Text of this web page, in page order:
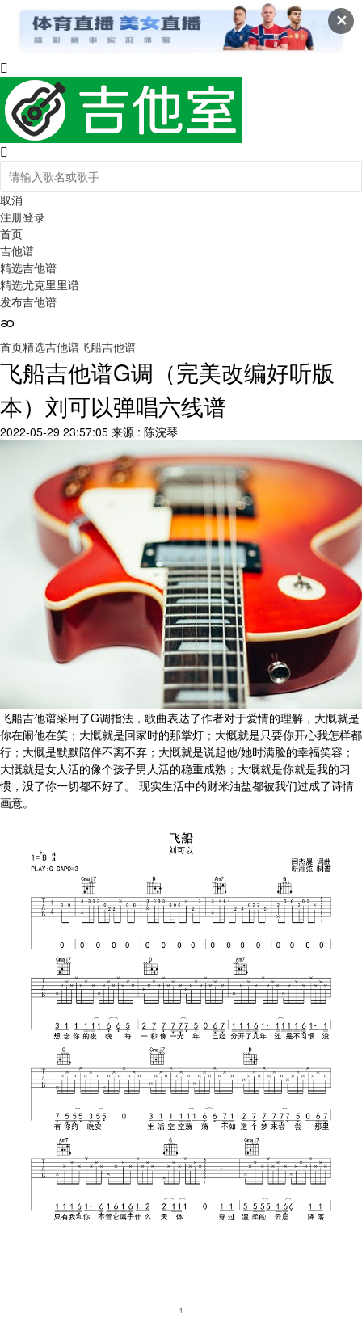
✕
取消
注册登录
首页
吉他谱
精选吉他谱
精选尤克里里谱
发布吉他谱
首页精选吉他谱飞船吉他谱
飞船吉他谱G调（完美改编好听版
本）刘可以弹唱六线谱
2022-05-29 23:57:05 来源 : 陈浣琴
飞船吉他谱采用了G调指法，歌曲表达了作者对于爱情的理解，大慨就是
你在闹他在笑；大慨就是回家时的那掌灯；大慨就是只要你开心我怎样都
行；大慨是默默陪伴不离不弃；大慨就是说起他/她时满脸的幸福笑容；
大慨就是女人活的像个孩子男人活的稳重成熟；大慨就是你就是我的习
惯，没了你一切都不好了。 现实生活中的财米油盐都被我们过成了诗情
画意。